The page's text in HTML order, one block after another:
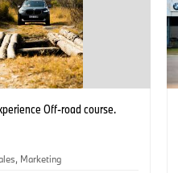
Off-road course.
Marketing